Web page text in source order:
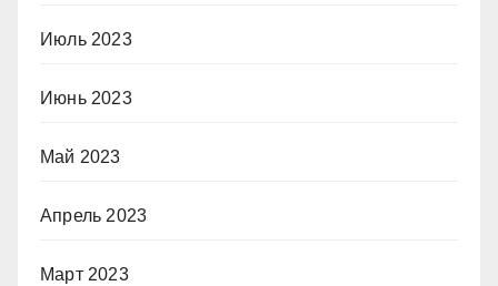
Июль 2023
Июнь 2023
Май 2023
Апрель 2023
Март 2023